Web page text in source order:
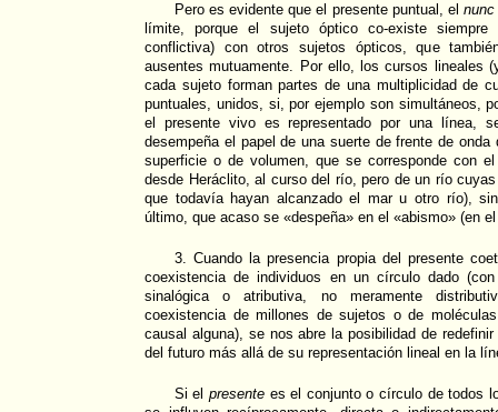
Pero es evidente que el presente puntual, elnunc
límite, porque el sujeto óptico co-existe
conflictiva) con otros sujetos ópticos, que
ausentes mutuamente. Por ello, los cursos lineales
cada sujeto forman partes de una multiplicidad de
puntuales, unidos, si, por ejemplo son simultáneos,
el presente vivo es representado por una línea,
desempeña el papel de una suerte de frente de
superficie o de volumen, que se corresponde con
desde Heráclito, al curso del río, pero de un río
que todavía hayan alcanzado el mar u otro río),
último, que acaso se «despeña» en el «abismo» (en
3. Cuando la presencia propia del presente
coexistencia de individuos en un círculo dado
sinalógica o atributiva, no meramente
coexistencia de millones de sujetos o de
causal alguna), se nos abre la posibilidad de
del futuro más allá de su representación lineal en la
Si el presentees el conjunto o círculo de todos